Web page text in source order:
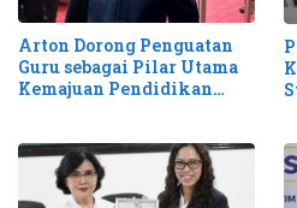
Arton Dorong Penguatan
Guru sebagai Pilar Utama
Kemajuan Pendidikan